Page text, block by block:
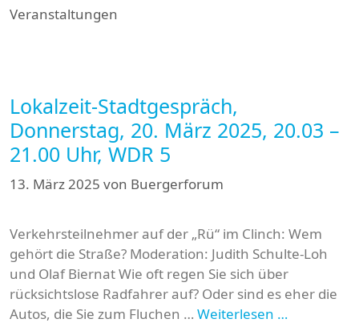
Veranstaltungen
Lokalzeit-Stadtgespräch,
Donnerstag, 20. März 2025, 20.03 –
21.00 Uhr, WDR 5
13. März 2025 von Buergerforum
Verkehrsteilnehmer auf der „Rü“ im Clinch: Wem
gehört die Straße? Moderation: Judith Schulte-Loh
und Olaf Biernat Wie oft regen Sie sich über
rücksichtslose Radfahrer auf? Oder sind es eher die
Autos, die Sie zum Fluchen … Weiterlesen …